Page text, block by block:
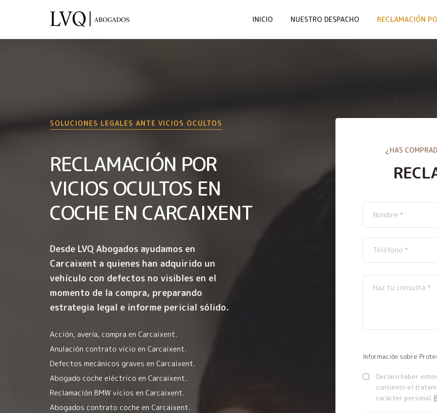
INICIO NUESTRO DESPACHO RECLAMACIÓN
SOLUCIONES LEGALES ANTE VICIOS OCULTOS
RECLAMACIÓN POR
VICIOS OCULTOS EN
COCHE EN CARCAIXENT
Desde LVQ Abogados ayudamos en
Carcaixent a quienes han adquirido un
vehículo con defectos no visibles en el
momento de la compra, preparando
estrategia legal e informe pericial sólido.
Acción, avería, compra en Carcaixent.
Anulación contrato vicio en Carcaixent.
Defectos mecánicos graves en Carcaixent.
Abogado coche eléctrico en Carcaixent.
Reclamación BMW vicios en Carcaixent.
Abogados contrato coche en Carcaixent.
¿HAS
Información sobre
Declaro haber
consiento el
carácter personal.